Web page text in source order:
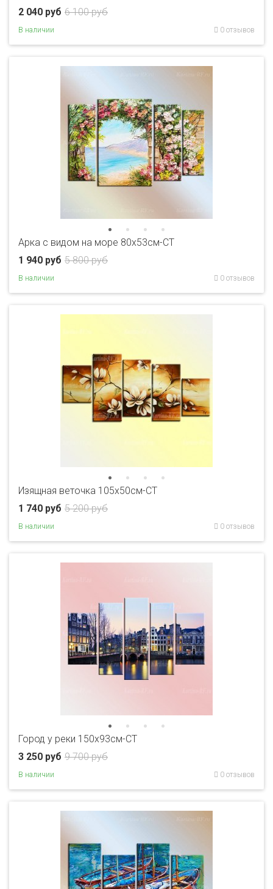
6 100 руб
2 040 руб
В наличии 0 отзывов
Арка с видом на море 80x53см-CT
5 800 руб
1 940 руб
В наличии 0 отзывов
Изящная веточка 105х50см-CT
5 200 руб
1 740 руб
В наличии 0 отзывов
Город у реки 150х93см-CT
9 700 руб
3 250 руб
В наличии 0 отзывов